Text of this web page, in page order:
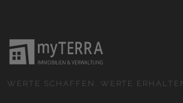
WERTE SCHAFFEN. WERTE